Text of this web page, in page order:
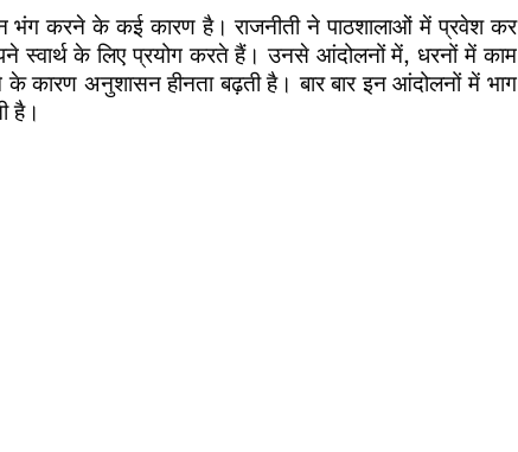
करने के कई कारण है। राजनीती ने पाठशालाओं में प्रवेश कर
स्वार्थ के लिए प्रयोग करते हैं। उनसे आंदोलनों में, धरनों में काम
कारण अनुशासन हीनता बढ़ती है। बार बार इन आंदोलनों में भाग
है।